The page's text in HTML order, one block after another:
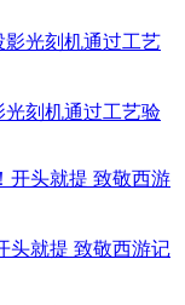
光刻机通过工艺验
头就提 致敬西游记